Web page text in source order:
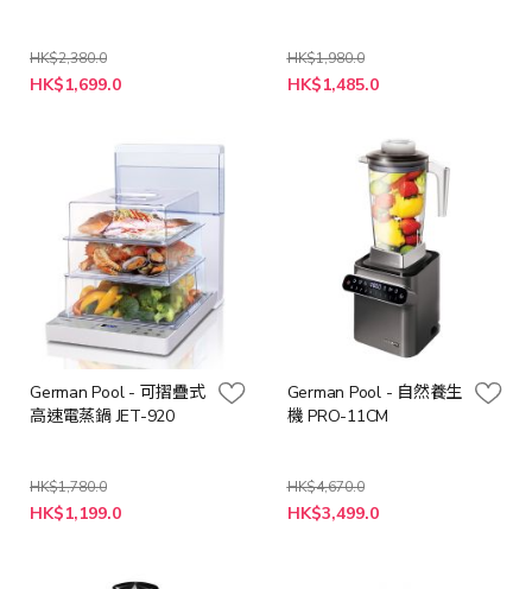
HK$2,380.0
特
殊
HK$1,699.0
HK$1,980.0
特
殊
HK$1,485.0
German Pool - 可摺疊式
高速電蒸鍋 JET-920
HK$1,780.0
特
殊
HK$1,199.0
German Pool - 自然養生
機 PRO-11CM
HK$4,670.0
特
殊
HK$3,499.0